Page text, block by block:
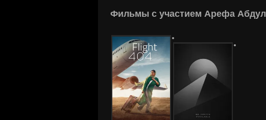
Фильмы с участием Арефа